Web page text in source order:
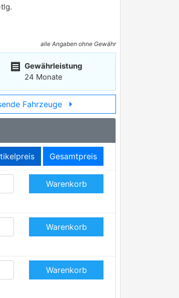
alle Angaben ohne Gewähr
receipt Gewährleistung
24 Monate
Fahrzeuge arrow_right
Gesamtpreis
Warenkorb
Warenkorb
Warenkorb